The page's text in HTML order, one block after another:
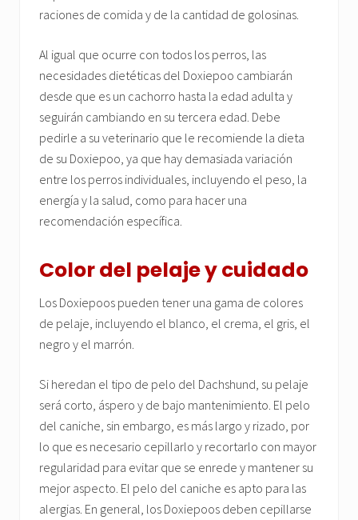
raciones de comida y de la cantidad de golosinas.
Al igual que ocurre con todos los perros, las
necesidades dietéticas del Doxiepoo cambiarán
desde que es un cachorro hasta la edad adulta y
seguirán cambiando en su tercera edad. Debe
pedirle a su veterinario que le recomiende la dieta
de su Doxiepoo, ya que hay demasiada variación
entre los perros individuales, incluyendo el peso, la
energía y la salud, como para hacer una
recomendación específica.
Color del pelaje y cuidado
Los Doxiepoos pueden tener una gama de colores
de pelaje, incluyendo el blanco, el crema, el gris, el
negro y el marrón.
Si heredan el tipo de pelo del Dachshund, su pelaje
será corto, áspero y de bajo mantenimiento. El pelo
del caniche, sin embargo, es más largo y rizado, por
lo que es necesario cepillarlo y recortarlo con mayor
regularidad para evitar que se enrede y mantener su
mejor aspecto. El pelo del caniche es apto para las
alergias. En general, los Doxiepoos deben cepillarse